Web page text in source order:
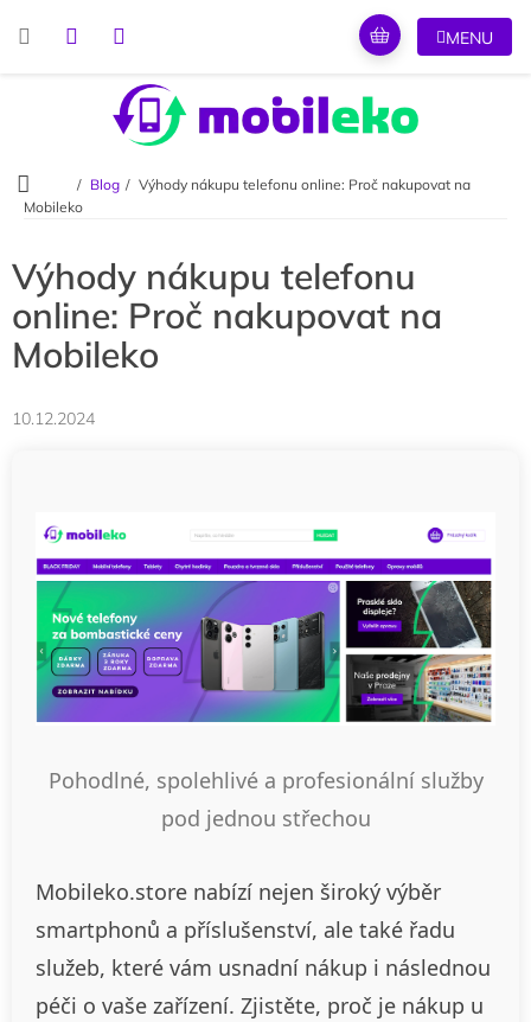
Domů
Blog
Výhody nákupu telefonu online: Proč nakupovat na
Mobileko
Výhody nákupu telefonu
online: Proč nakupovat na
Mobileko
10.12.2024
Pohodlné, spolehlivé a profesionální služby
pod jednou střechou
Mobileko.store nabízí nejen široký výběr
smartphonů a příslušenství, ale také řadu
služeb, které vám usnadní nákup i následnou
péči o vaše zařízení. Zjistěte, proč je nákup u